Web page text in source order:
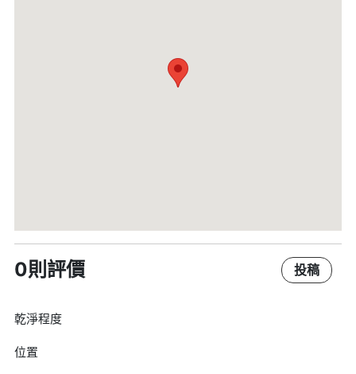
0則評價 投稿
乾淨程度
位置